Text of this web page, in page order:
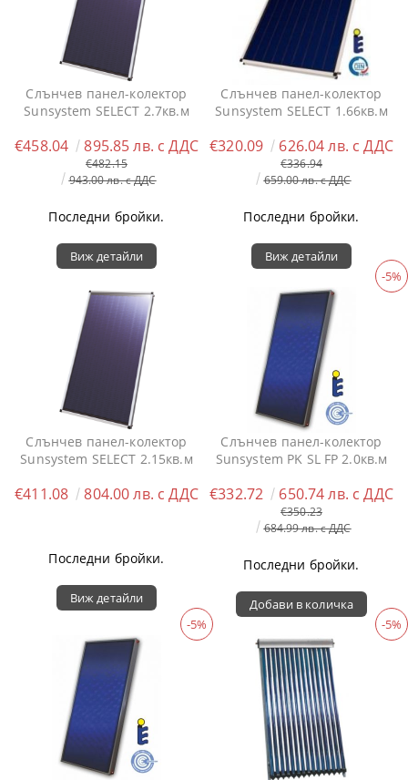
Слънчев панел-колектор
Sunsystem SELECT 2.7кв.м
€458.04 895.85 лв. с ДДС
€482.15
943.00 лв. с ДДС
Последни бройки.
Виж детайли
Слънчев панел-колектор
Sunsystem SELECT 1.66кв.м
€320.09 626.04 лв. с ДДС
€336.94
659.00 лв. с ДДС
Последни бройки.
Виж детайли
Слънчев панел-колектор
Sunsystem SELECT 2.15кв.м
€411.08 804.00 лв. с ДДС
Последни бройки.
Виж детайли
Слънчев панел-колектор
Sunsystem PK SL FP 2.0кв.м
-5%
€332.72 650.74 лв. с ДДС
€350.23
684.99 лв. с ДДС
Последни бройки.
-5% -5%